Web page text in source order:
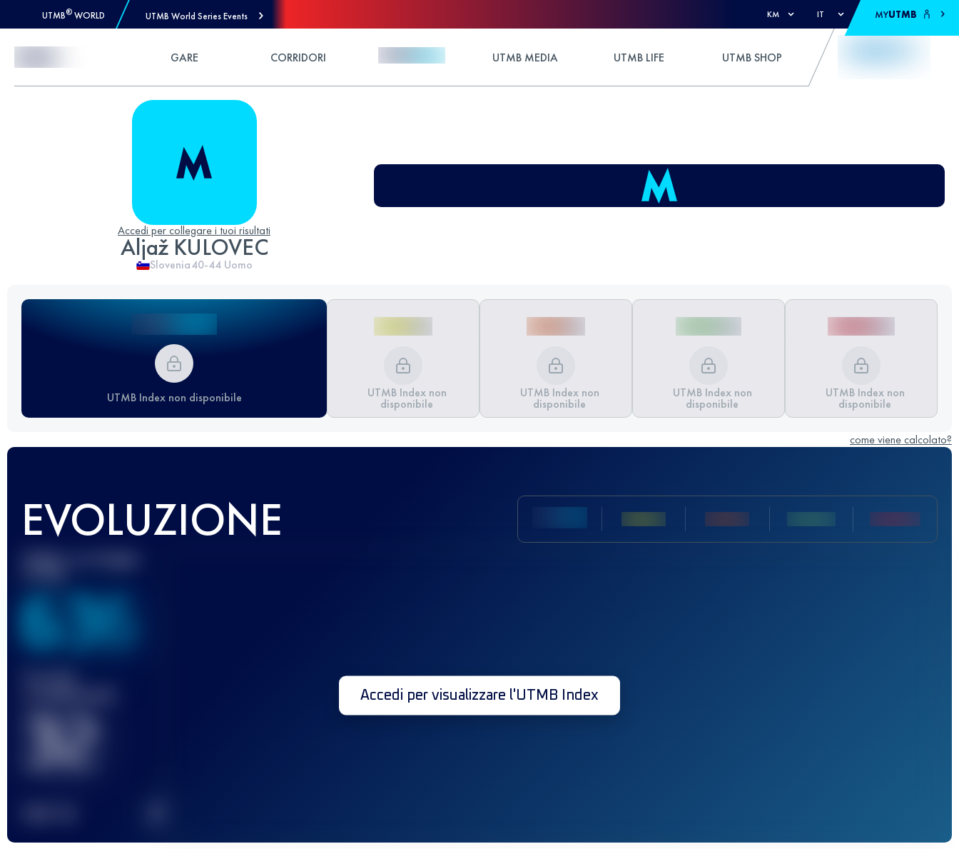
UTMB® WORLD UTMB World Series Events KM IT MYUTMB
GARE CORRIDORI UTMB MEDIA UTMB LIFE UTMB SHOP
Accedi per collegare i tuoi risultati
Aljaž KULOVEC
Slovenia40-44 Uomo
UTMB Index non disponibile UTMB Index non
disponibile
UTMB Index non
disponibile
UTMB Index non
disponibile
UTMB Index non
disponibile
come viene calcolato?
EVOLUZIONE
Miglior punteggio
636
Gara(e)
32
Accedi per visualizzare l'UTMB Index